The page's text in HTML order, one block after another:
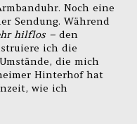
Noch eine
Sendung. Während
hilflos – den
ich die
die mich
Hinterhof hat
wie ich